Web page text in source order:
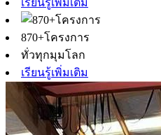
เรียนรู้เพิ่มเติม
870+โครงการ
ทั่วทุกมุมโลก
เรียนรู้เพิ่มเติม